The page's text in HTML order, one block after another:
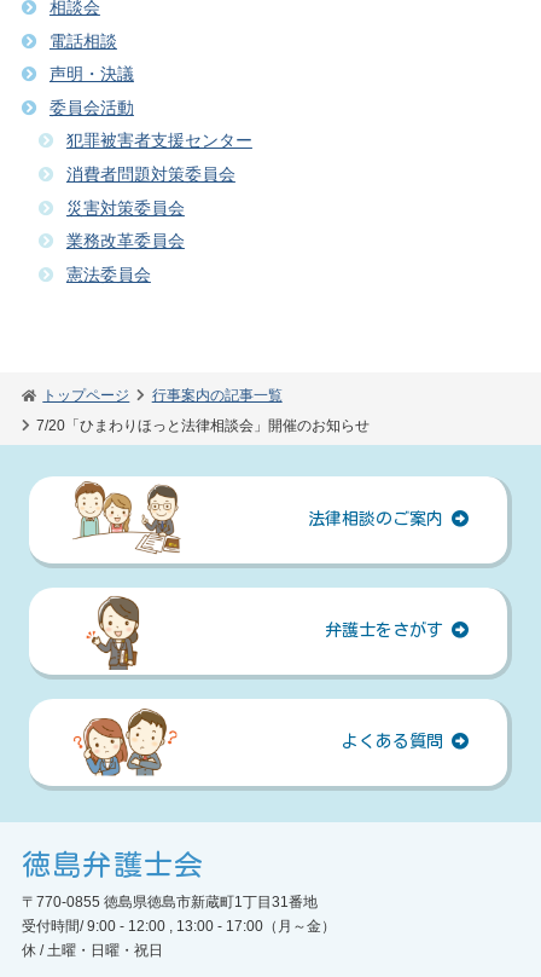
相談会
電話相談
声明・決議
委員会活動
犯罪被害者支援センター
消費者問題対策委員会
災害対策委員会
業務改革委員会
憲法委員会
トップページ
行事案内の記事一覧
7/20「ひまわりほっと法律相談会」開催のお知らせ
法律相談のご案内
弁護士をさがす
よくある質問
徳島弁護士会
〒770-0855 徳島県徳島市新蔵町1丁目31番地
受付時間/ 9:00 - 12:00 , 13:00 - 17:00（月～金）
休 / 土曜・日曜・祝日